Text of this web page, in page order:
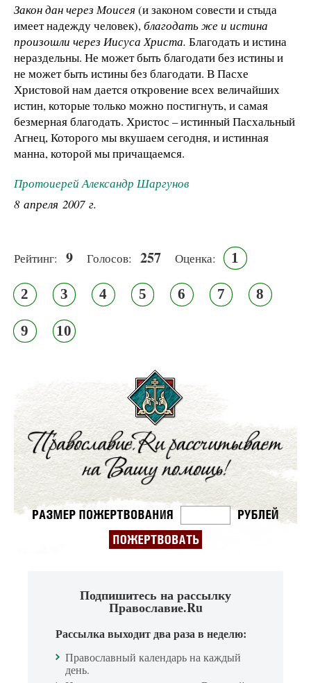
Закон дан через Моисея (и законом совести и стыда
имеет надежду человек),благодать же и истина
произошли через Иисуса Христа. Благодать и истина
нераздельны. Не может быть благодати без истины и
не может быть истины без благодати. В Пасхе
Христовой нам дается откровение всех величайших
истин, которые только можно постигнуть, и самая
безмерная благодать. Христос – истинный Пасхальный
Агнец, Которого мы вкушаем сегодня, и истинная
манна, которой мы причащаемся.
Протоиерей Александр Шаргунов
8 апреля 2007 г.
Рейтинг: 9 Голосов: 257 Оценка: 1
2 3 4 5 6 7 8
9 10
Подпишитесь на рассылку
Православие.Ru
Рассылка выходит два раза в неделю:
Православный календарь на каждый
день.